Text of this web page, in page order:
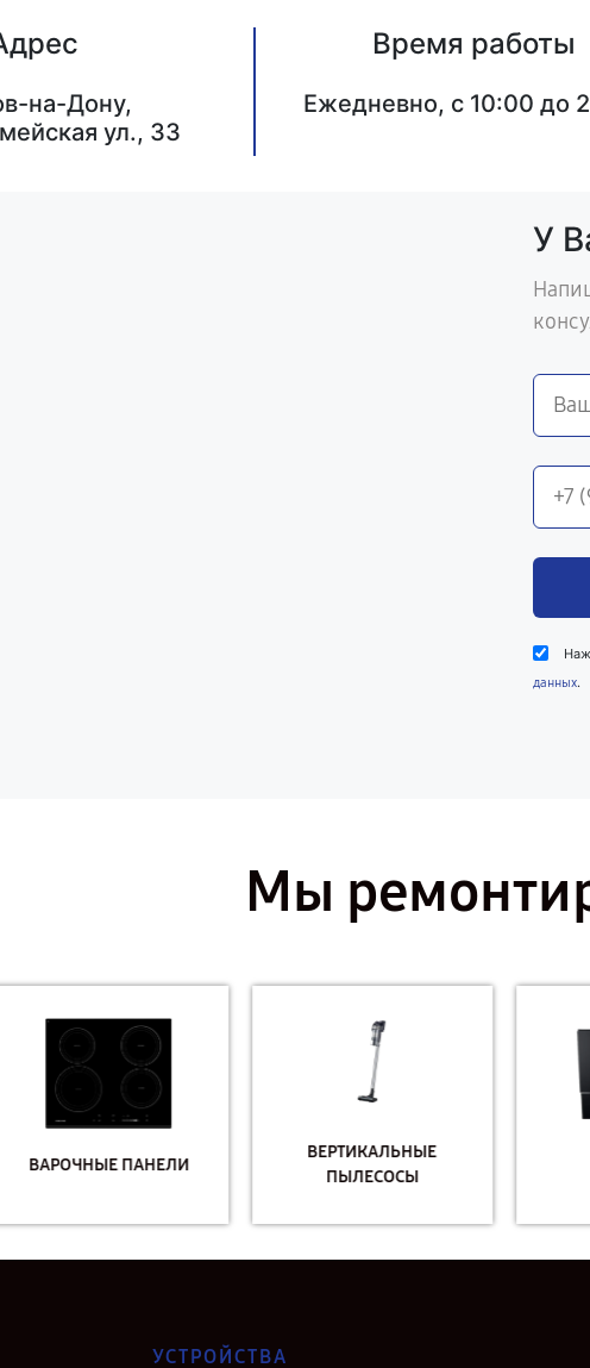
на-Дону,
ул., 33
Время работы
Ежедневно, с 10:00 до
У
данных.
Мы
ВАРОЧНЫЕ ПАНЕЛИ
ВЕРТИКАЛЬНЫЕ
ПЫЛЕСОСЫ
УСТРОЙСТВА